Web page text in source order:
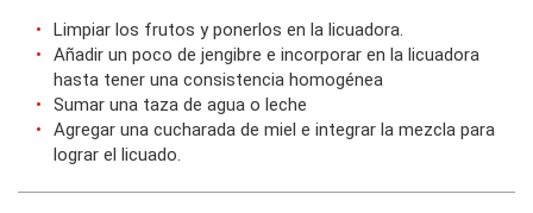
Limpiar los frutos y ponerlos en la licuadora.
Añadir un poco de jengibre e incorporar en la licuadora
hasta tener una consistencia homogénea
Sumar una taza de agua o leche
Agregar una cucharada de miel e integrar la mezcla para
lograr el licuado.